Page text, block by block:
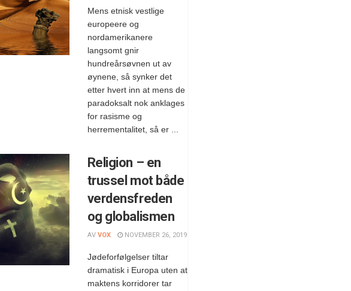
Mens etnisk vestlige
europeere og
nordamerikanere
langsomt gnir
hundreårsøvnen ut av
øynene, så synker det
etter hvert inn at mens de
paradoksalt nok anklages
for rasisme og
herrementalitet, så er ...
Religion – en
trussel mot både
verdensfreden
og globalismen
AV VOX NOVEMBER 26, 2019
Jødeforfølgelser tiltar
dramatisk i Europa uten at
maktens korridorer tar